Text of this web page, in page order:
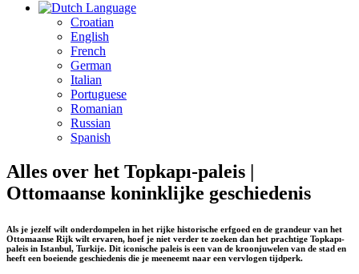
Language
Croatian
English
French
German
Italian
Portuguese
Romanian
Russian
Spanish
Alles over het Topkapı-paleis |
Ottomaanse koninklijke geschiedenis
Als je jezelf wilt onderdompelen in het rijke historische erfgoed en de grandeur van het
Ottomaanse Rijk wilt ervaren, hoef je niet verder te zoeken dan het prachtige Topkapı-
paleis in Istanbul, Turkije. Dit iconische paleis is een van de kroonjuwelen van de stad en
heeft een boeiende geschiedenis die je meeneemt naar een vervlogen tijdperk.